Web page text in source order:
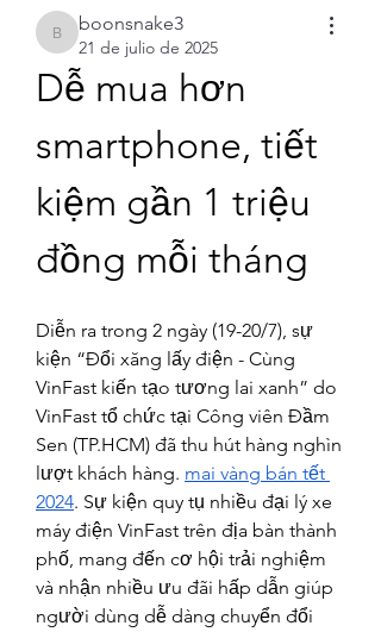
boonsnake3
boonsnake3
21 de julio de 2025
Dễ mua hơn
smartphone, tiết
kiệm gần 1 triệu
đồng mỗi tháng
Diễn ra trong 2 ngày (19-20/7), sự
kiện “Đổi xăng lấy điện - Cùng
VinFast kiến tạo tương lai xanh” do
VinFast tổ chức tại Công viên Đầm
Sen (TP.HCM) đã thu hút hàng nghìn
lượt khách hàng. mai vàng bán tết
2024. Sự kiện quy tụ nhiều đại lý xe
máy điện VinFast trên địa bàn thành
phố, mang đến cơ hội trải nghiệm
và nhận nhiều ưu đãi hấp dẫn giúp
người dùng dễ dàng chuyển đổi